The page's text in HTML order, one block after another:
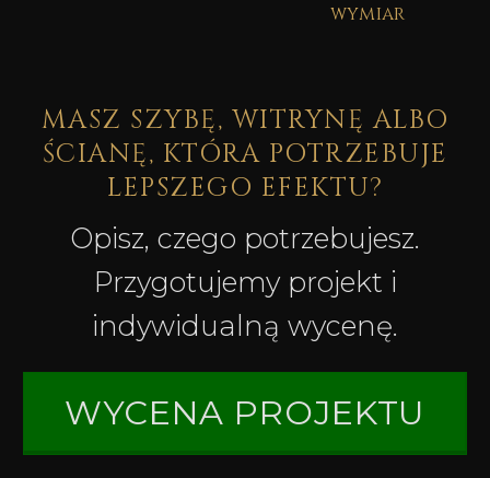
wymiar
MASZ SZYBĘ, WITRYNĘ ALBO
ŚCIANĘ, KTÓRA POTRZEBUJE
LEPSZEGO EFEKTU?
Opisz, czego potrzebujesz.
Przygotujemy projekt i
indywidualną wycenę.
WYCENA PROJEKTU